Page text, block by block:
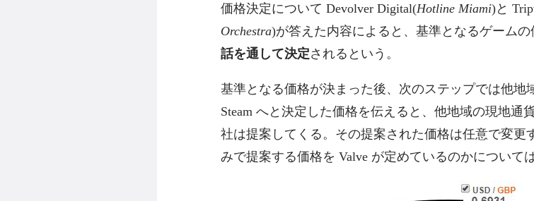
価格決定について Devolver Digital(Hotline Miami)と
Orchestra)が答えた内容によると、基準となるゲームの
話を通して決定されるという。
基準となる価格が決まった後、次のステップでは他地
Steam へと決定した価格を伝えると、他地域の現地通
社は提案してくる。その提案された価格は任意で変更
みで提案する価格を Valve が定めているのかについて